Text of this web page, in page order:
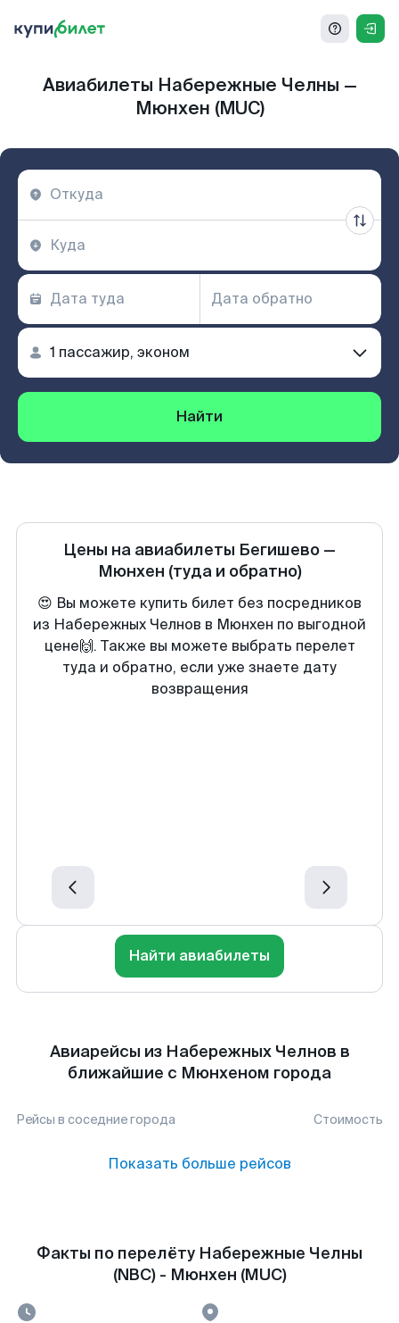
Авиабилеты Набережные Челны —
Мюнхен (MUC)
Найти
Цены на авиабилеты Бегишево —
Мюнхен (туда и обратно)
😍 Вы можете купить билет без посредников
из Набережных Челнов в Мюнхен по выгодной
цене🙌. Также вы можете выбрать перелет
туда и обратно, если уже знаете дату
возвращения
Найти авиабилеты
Авиарейсы из Набережных Челнов в
ближайшие с Мюнхеном города
Рейсы в соседние города Стоимость
Показать больше рейсов
Факты по перелёту Набережные Челны
(NBC) - Мюнхен (MUC)